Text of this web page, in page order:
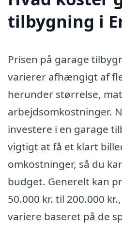
tilbygning i
Prisen på garage
varierer afhængigt af
herunder størrelse,
arbejdsomkostninger.
investere i en garage
vigtigt at få et klart
omkostninger, så du
budget. Generelt kan
50.000 kr. til 200.000
variere baseret på de